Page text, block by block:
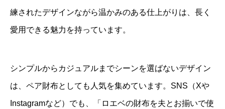
練されたデザインながら温かみのある仕上がりは、長く
愛用できる魅力を持っています。
シンプルからカジュアルまでシーンを選ばないデザイン
は、ペア財布としても人気を集めています。SNS（Xや
Instagramなど）でも、「ロエベの財布を夫とお揃いで使